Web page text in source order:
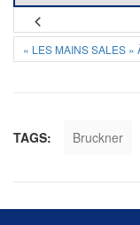
« LES MAINS SALES »
TAGS: Bruckner